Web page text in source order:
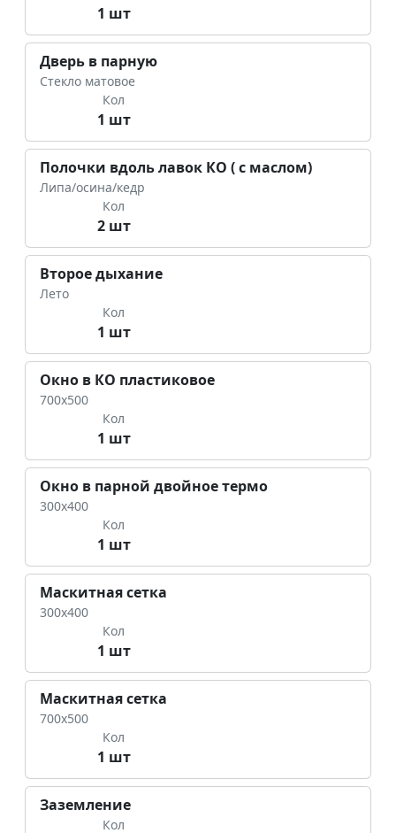
1 шт
Дверь в парную
Стекло матовое
Кол
1 шт
Полочки вдоль лавок КО ( с маслом)
Липа/осина/кедр
Кол
2 шт
Второе дыхание
Лето
Кол
1 шт
Окно в КО пластиковое
700х500
Кол
1 шт
Окно в парной двойное термо
300х400
Кол
1 шт
Маскитная сетка
300х400
Кол
1 шт
Маскитная сетка
700х500
Кол
1 шт
Заземление
Кол